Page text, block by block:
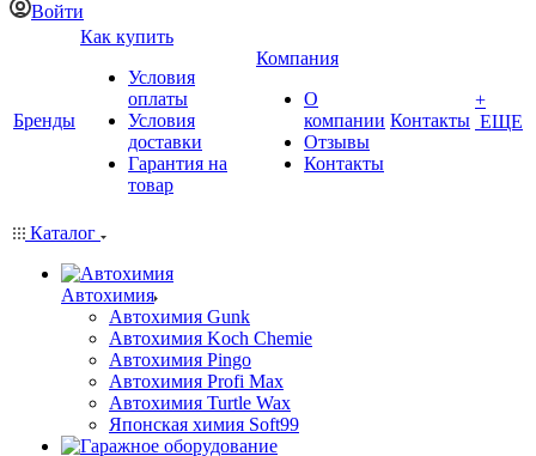
Войти
Бренды
Как купить
Условия
оплаты
Условия
доставки
Гарантия на
товар
Компания
О
компании
Отзывы
Контакты
Контакты
+
ЕЩЕ
Каталог
Автохимия
Автохимия Gunk
Автохимия Koch Chemie
Автохимия Pingo
Автохимия Profi Max
Автохимия Turtle Wax
Японская химия Soft99